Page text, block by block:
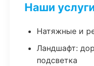
Наши
Натяжные и
Ландшафт:
подсветка